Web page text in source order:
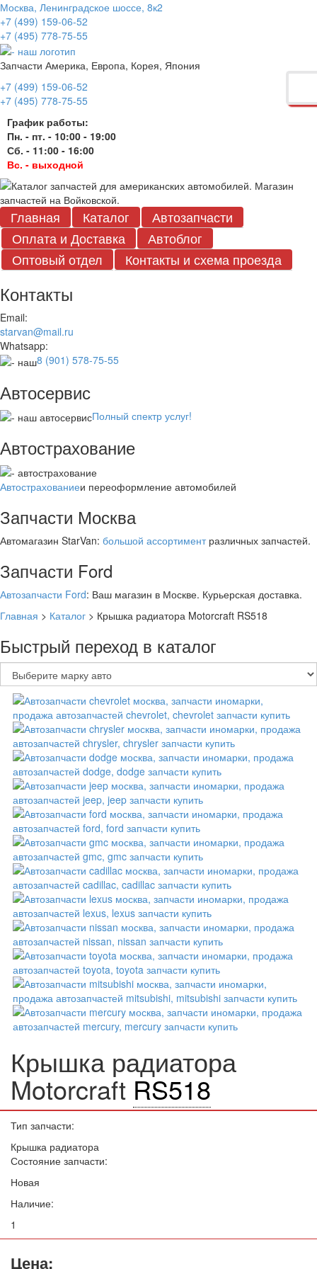
Москва, Ленинградское шоссе, 8к2
+7 (499) 159-06-52
+7 (495) 778-75-55
Запчасти Америка, Европа, Корея, Япония
+7 (499) 159-06-52
+7 (495) 778-75-55
График работы:
Пн. - пт. - 10:00 - 19:00
Сб. - 11:00 - 16:00
Вс. - выходной
Главная Каталог
Автозапчасти
Оплата и Доставка
Автоблог
Оптовый отдел
Контакты и схема проезда
Контакты
Email:
starvan@mail.ru
Whatsapp:
8 (901) 578-75-55
Автосервис
Полный спектр услуг!
Автострахование
Автострахованиеи переоформление автомобилей
Запчасти Москва
Автомагазин StarVan: большой ассортиментразличных запчастей.
Запчасти Ford
Автозапчасти Ford: Ваш магазин в Москве. Курьерская доставка.
Главная > Каталог > Крышка радиатора Motorcraft RS518
Быстрый переход в каталог
Крышка радиатора
Motorcraft RS518
Тип запчасти:
Крышка радиатора
Состояние запчасти:
Новая
Наличие:
1
Цена: